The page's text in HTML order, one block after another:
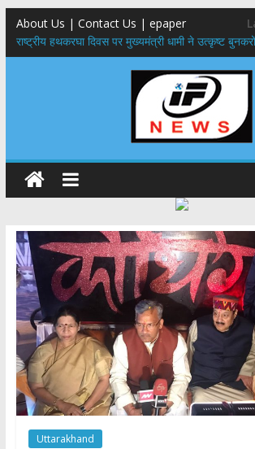
About Us | Contact Us | epaper
राष्ट्रीय हथकरघा दिवस पर मुख्यमंत्री धामी ने उत्कृष्ट
कारीगरों को किया सम्मानित
मुख्यमंत्री ने उत्तराखण्ड क्षत्रिय कल्याण समिति की वेबसाइट
मुख्यमंत्री ने हर घर तिरंगा यात्रा कार्यक्रम में किया
प्रदेशवासियों से स्वतंत्रता दिवस पर अपने घरों में तिरंगा
नंदा की चौकी पुल हादसा: PWD के EE, AE और JE निलंबित,
पर सख्त कार्रवाई
मुख्यमंत्री ने 9 लाख 87 हजार17 पेंशन लाभार्थियों को कुल
की पेंशन राशि का किया भुगतान
Uttarakhand